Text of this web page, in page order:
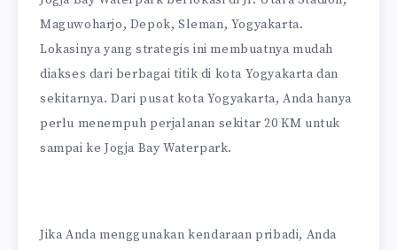
Maguwoharjo, Depok, Sleman, Yogyakarta.
Lokasinya yang strategis ini membuatnya mudah
diakses dari berbagai titik di kota Yogyakarta dan
sekitarnya. Dari pusat kota Yogyakarta, Anda hanya
perlu menempuh perjalanan sekitar 20 KM untuk
sampai ke Jogja Bay Waterpark.
Jika Anda menggunakan kendaraan pribadi, Anda